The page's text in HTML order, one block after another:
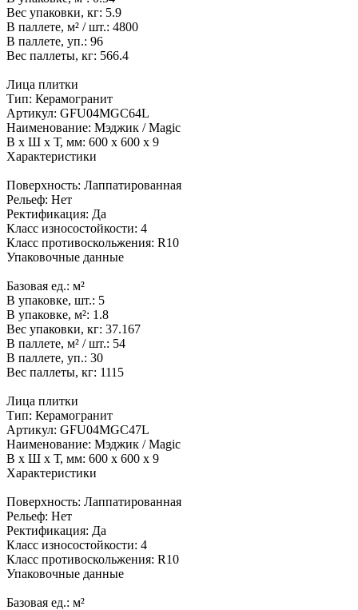
Вес упаковки, кг: 5.9
В паллете, м² / шт.: 4800
В паллете, уп.: 96
Вес паллеты, кг: 566.4
Лица плитки
Тип: Керамогранит
Артикул: GFU04MGC64L
Наименование: Мэджик / Magic
В x Ш x Т, мм: 600 x 600 x 9
Характеристики
Поверхность: Лаппатированная
Рельеф: Нет
Ректификация: Да
Класс износостойкости: 4
Класс противоскольжения: R10
Упаковочные данные
Базовая ед.: м²
В упаковке, шт.: 5
В упаковке, м²: 1.8
Вес упаковки, кг: 37.167
В паллете, м² / шт.: 54
В паллете, уп.: 30
Вес паллеты, кг: 1115
Лица плитки
Тип: Керамогранит
Артикул: GFU04MGC47L
Наименование: Мэджик / Magic
В x Ш x Т, мм: 600 x 600 x 9
Характеристики
Поверхность: Лаппатированная
Рельеф: Нет
Ректификация: Да
Класс износостойкости: 4
Класс противоскольжения: R10
Упаковочные данные
Базовая ед.: м²